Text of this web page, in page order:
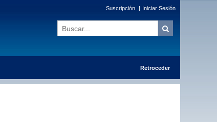
Suscripción | Iniciar Sesión
Retroceder